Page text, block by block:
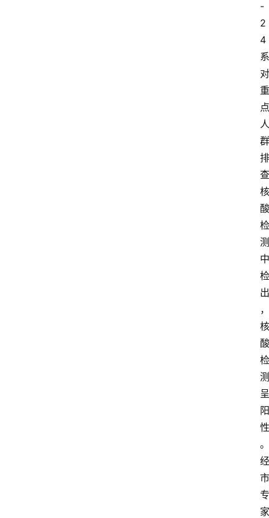
-
2
4
系
对
重
点
人
群
排
查
核
酸
检
测
中
检
出
，
核
酸
检
测
呈
阳
性
。
经
市
专
家